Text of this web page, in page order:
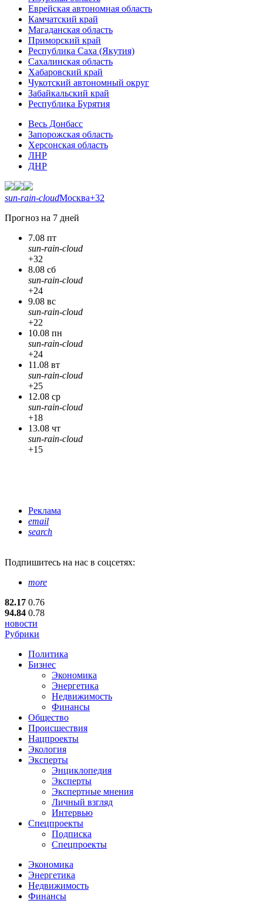
Еврейская автономная область
Камчатский край
Магаданская область
Приморский край
Республика Саха (Якутия)
Сахалинская область
Хабаровский край
Чукотский автономный округ
Забайкальский край
Республика Бурятия
Весь Донбасс
Запорожская область
Херсонская область
ЛНР
ДНР
sun-rain-cloudМосква+32
Прогноз на 7 дней
7.08 пт
sun-rain-cloud
+32
8.08 сб
sun-rain-cloud
+24
9.08 вс
sun-rain-cloud
+22
10.08 пн
sun-rain-cloud
+24
11.08 вт
sun-rain-cloud
+25
12.08 ср
sun-rain-cloud
+18
13.08 чт
sun-rain-cloud
+15
Реклама
email
search
Подпишитесь на нас в соцсетях:
more
82.17 0.76
94.84 0.78
новости
Рубрики
Политика
Бизнес
Экономика
Энергетика
Недвижимость
Финансы
Общество
Происшествия
Нацпроекты
Экология
Эксперты
Энциклопедия
Эксперты
Экспертные мнения
Личный взгляд
Интервью
Спецпроекты
Подписка
Спецпроекты
Экономика
Энергетика
Недвижимость
Финансы